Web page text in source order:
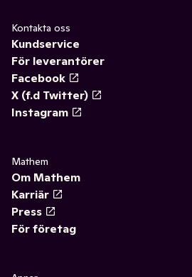
Kontakta oss
Kundservice
För leverantörer
Facebook
X (f.d Twitter)
Instagram
Mathem
Om Mathem
Karriär
Press
För företag